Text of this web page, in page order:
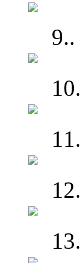
9..
10.
11.
12.
13.